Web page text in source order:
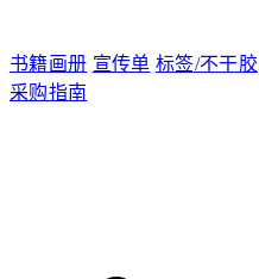
书籍画册 宣传单 标签/不干胶
采购指南